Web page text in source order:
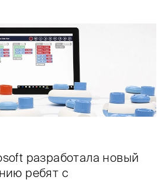
разработала новый
ребят с